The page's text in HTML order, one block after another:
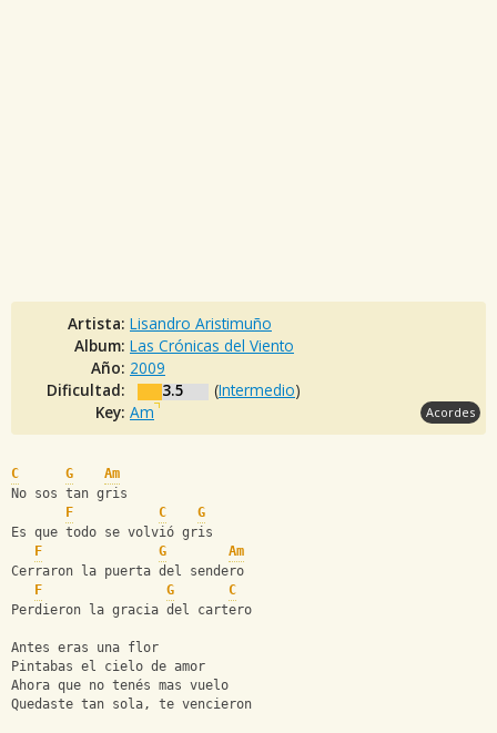
Artista: Lisandro Aristimuño
Album: Las Crónicas del Viento
Año: 2009
Dificultad:
3.5 (Intermedio)
Key: Am Acordes
C G
Am
No sos tan gris
F
C
G
Es que todo se volvió gris
F
G
Am
Cerraron la puerta del sendero
F
G
C
Perdieron la gracia del cartero
Antes eras una flor
Pintabas el cielo de amor
Ahora que no tenés mas vuelo
Quedaste tan sola, te vencieron